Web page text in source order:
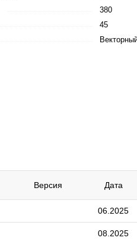
380
45
Версия Дата
06.2025
08.2025